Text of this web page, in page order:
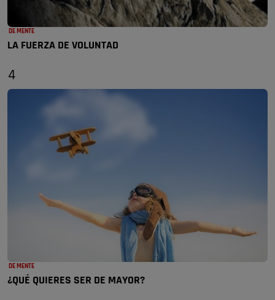
DE MENTE
LA FUERZA DE VOLUNTAD
4
DE MENTE
¿QUÉ QUIERES SER DE MAYOR?